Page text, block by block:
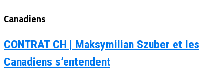
Canadiens
CONTRAT CH | Maksymilian Szuber et les
Canadiens s’entendent